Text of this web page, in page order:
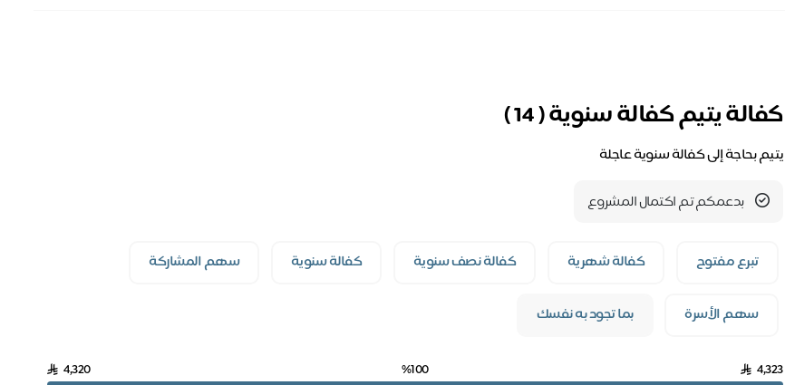
كفالة يتيم كفالة سنوية ( 14 )
يتيم بحاجة إلى كفالة سنوية عاجلة
بدعمكم تم اكتمال المشروع
تبرع مفتوح كفالة شهرية كفالة نصف سنوية كفالة سنوية سهم المشاركة
سهم الأسرة بما تجود به نفسك
4,323
%100
4,320